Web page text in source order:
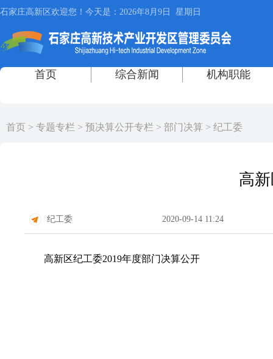
首页 > 专题专栏 > 预决算公开专栏 > 部门决算 > 纪工委
高
纪工委 2020-09-14 11:24
高新区纪工委2019年度部门决算公开